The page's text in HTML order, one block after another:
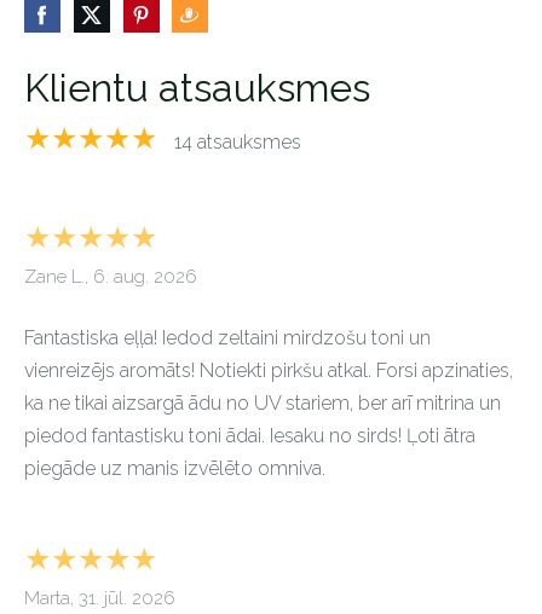
Klientu atsauksmes
★★★★★ 14 atsauksmes
★★★★★
Zane L., 6. aug. 2026
Fantastiska eļļa! Iedod zeltaini mirdzošu toni un
vienreizējs aromāts! Notiekti pirkšu atkal. Forsi apzinaties,
ka ne tikai aizsargā ādu no UV stariem, ber arī mitrina un
piedod fantastisku toni ādai. Iesaku no sirds! Ļoti ātra
piegāde uz manis izvēlēto omniva.
★★★★★
Marta, 31. jūl. 2026